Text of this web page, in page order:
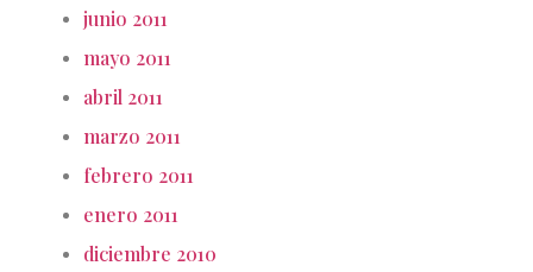
junio 2011
mayo 2011
abril 2011
marzo 2011
febrero 2011
enero 2011
diciembre 2010